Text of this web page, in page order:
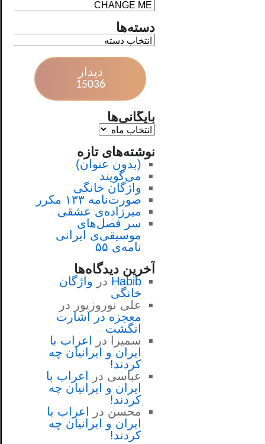
دسته‌ها
دیدار
15036
بایگانی‌ها
نوشته‌های تازه
(بدون عنوان)
می‌گویند
واژگان خانگی
صورت‌نامه ۱۳۳ مکرر
میرزاده‌ی عشقی
سر فصل‌هاى
موسيقى‌ی ايرانى
نامه‌ی ۵۵
آخرین دیدگاه‌ها
Habib در واژگان
خانگی
علی نوروزپور در
معجزه در اشارت
انگشت
سمیرا
در
اعراب با
ايران و ايرانيان چه
كردند!
عباسی در
اعراب با
ايران و ايرانيان چه
كردند!
محسن در
اعراب با
ايران و ايرانيان چه
كردند!